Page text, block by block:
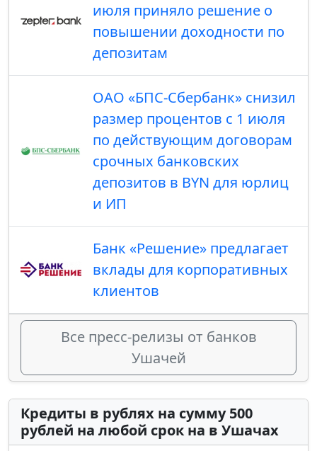
июля приняло решение о
повышении доходности по
депозитам
ОАО «БПС-Сбербанк» снизил
размер процентов с 1 июля
по действующим договорам
срочных банковских
депозитов в BYN для юрлиц
и ИП
Банк «Решение» предлагает
вклады для корпоративных
клиентов
Все пресс-релизы от банков
Ушачей
Кредиты в рублях на сумму 500
рублей на любой срок на в Ушачах